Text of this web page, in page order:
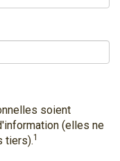
soient
(elles ne
tiers).1